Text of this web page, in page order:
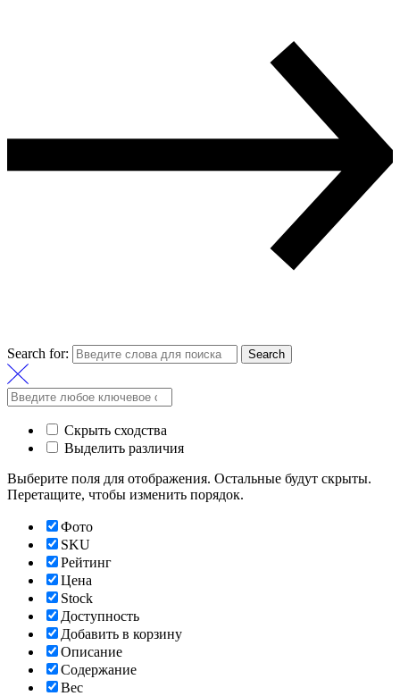
Search for: Search
Скрыть сходства
Выделить различия
Выберите поля для отображения. Остальные будут скрыты.
Перетащите, чтобы изменить порядок.
Фото
SKU
Рейтинг
Цена
Stock
Доступность
Добавить в корзину
Описание
Содержание
Вес